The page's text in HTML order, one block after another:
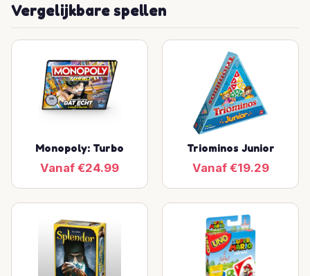
Vergelijkbare spellen
Monopoly: Turbo
Vanaf €24.99
Triominos Junior
Vanaf €19.29